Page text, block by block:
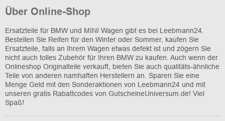
Über Online-Shop
Ersatzteile für BMW und MINI Wagen gibt es bei Leebmann24.
Bestellen Sie Reifen für den Winter oder Sommer, kaufen Sie
Ersatzteile, falls an Ihrem Wagen etwas defekt ist und zögern Sie
nicht auch tolles Zubehör für Ihren BMW zu kaufen. Auch wenn der
Onlineshop Originalteile verkauft, bieten Sie auch qualitäts-ähnliche
Teile von anderen namhaften Herstellern an. Sparen Sie eine
Menge Geld mit den Sonderaktionen von Leebmann24 und mit
unseren gratis Rabattcodes von GutscheineUniversum.de! Viel
Spaß!